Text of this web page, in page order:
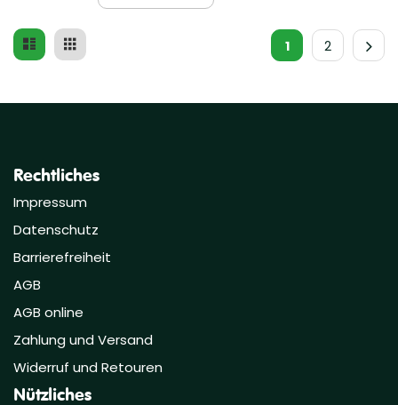
1 2
Ansicht
Liste Raster
Rechtliches
Impressum
Datenschutz
Barrierefreiheit
AGB
AGB online
Zahlung und Versand
Widerruf und Retouren
Nützliches